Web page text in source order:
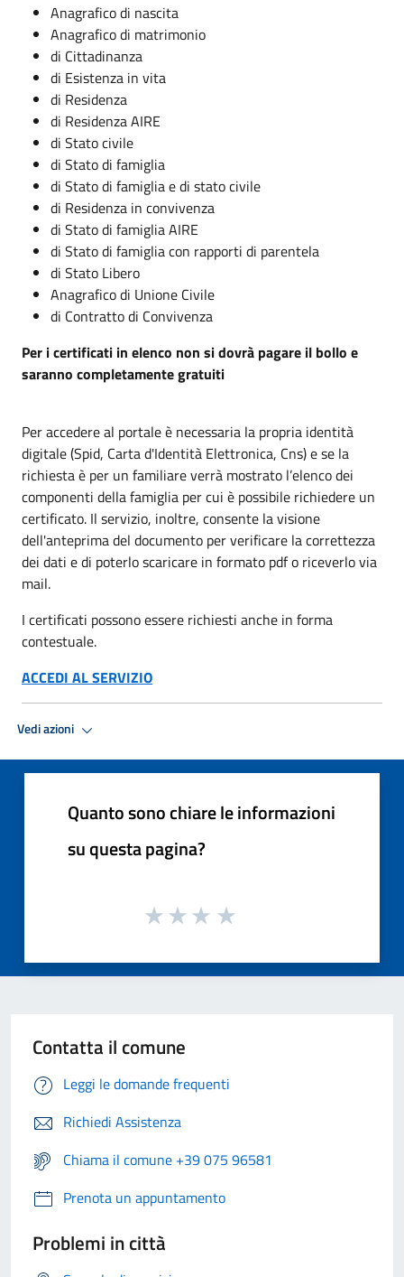
Anagrafico di nascita
Anagrafico di matrimonio
di Cittadinanza
di Esistenza in vita
di Residenza
di Residenza AIRE
di Stato civile
di Stato di famiglia
di Stato di famiglia e di stato civile
di Residenza in convivenza
di Stato di famiglia AIRE
di Stato di famiglia con rapporti di parentela
di Stato Libero
Anagrafico di Unione Civile
di Contratto di Convivenza
Per i certificati in elenco non si dovrà pagare il bollo e
saranno completamente gratuiti
Per accedere al portale è necessaria la propria identità
digitale (Spid, Carta d'Identità Elettronica, Cns) e se la
richiesta è per un familiare verrà mostrato l’elenco dei
componenti della famiglia per cui è possibile richiedere un
certificato. Il servizio, inoltre, consente la visione
dell'anteprima del documento per verificare la correttezza
dei dati e di poterlo scaricare in formato pdf o riceverlo via
mail.
I certificati possono essere richiesti anche in forma
contestuale.
ACCEDI AL SERVIZIO
Vedi azioni
Quanto sono chiare le informazioni
su questa pagina?
Contatta il comune
Leggi le domande frequenti
Richiedi Assistenza
Chiama il comune +39 075 96581
Prenota un appuntamento
Problemi in città